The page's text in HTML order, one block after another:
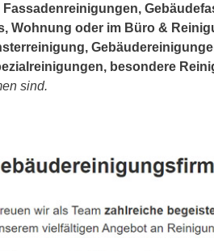
Wohnung oder im Büro &
besondere
sind.